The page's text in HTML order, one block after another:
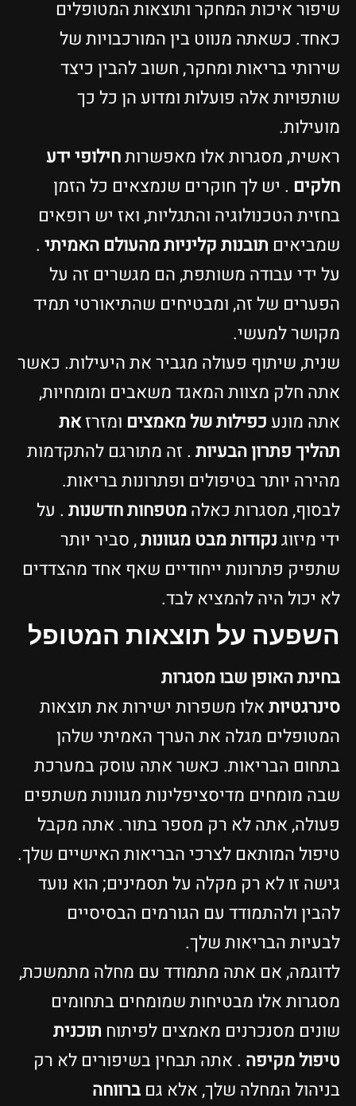
איכות המחקר ותוצאות המטופלים
כשאתה מנווט בין המורכבויות של
בריאות ומחקר, חשוב להבין כיצד
אלה פועלות ומדוע הן כל כך
מסגרות אלו מאפשרותחילופי ידע
. יש לך חוקרים שנמצאים כל הזמן
הטכנולוגיה והתגליות, ואז יש רופאים
תובנות קליניות מהעולם האמיתי.
ידי עבודה משותפת, הם מגשרים זה על
של זה, ומבטיחים שהתיאורטי תמיד
למעשי.
שיתוף פעולה מגביר את היעילות. כאשר
חלק מצוות המאגד משאבים ומומחיות,
מונעכפילות של מאמציםומזרזאת
פתרון הבעיות. זה מתורגם להתקדמות
יותר בטיפולים ופתרונות בריאות.
מסגרות כאלהמטפחות חדשנות. על
מיזוגנקודות מבט מגוונות, סביר יותר
פתרונות ייחודיים שאף אחד מהצדדים
יכול היה להמציא לבד.
על תוצאות המטופל
האופן שבו מסגרות
אלו משפרות ישירות את תוצאות
מגלה את הערך האמיתי שלהן
הבריאות. כאשר אתה עוסק במערכת
מומחים מדיסציפלינות מגוונות משתפים
אתה לא רק מספר בתור. אתה מקבל
המותאם לצרכי הבריאות האישיים שלך.
זו לא רק מקלה על תסמינים; הוא נועד
ולהתמודד עם הגורמים הבסיסיים
הבריאות שלך.
אם אתה מתמודד עם מחלה מתמשכת,
אלו מבטיחות שמומחים בתחומים
מסנכרנים מאמצים לפיתוחתוכנית
מקיפה. אתה תבחין בשיפורים לא רק
המחלה שלך, אלא גםברווחה